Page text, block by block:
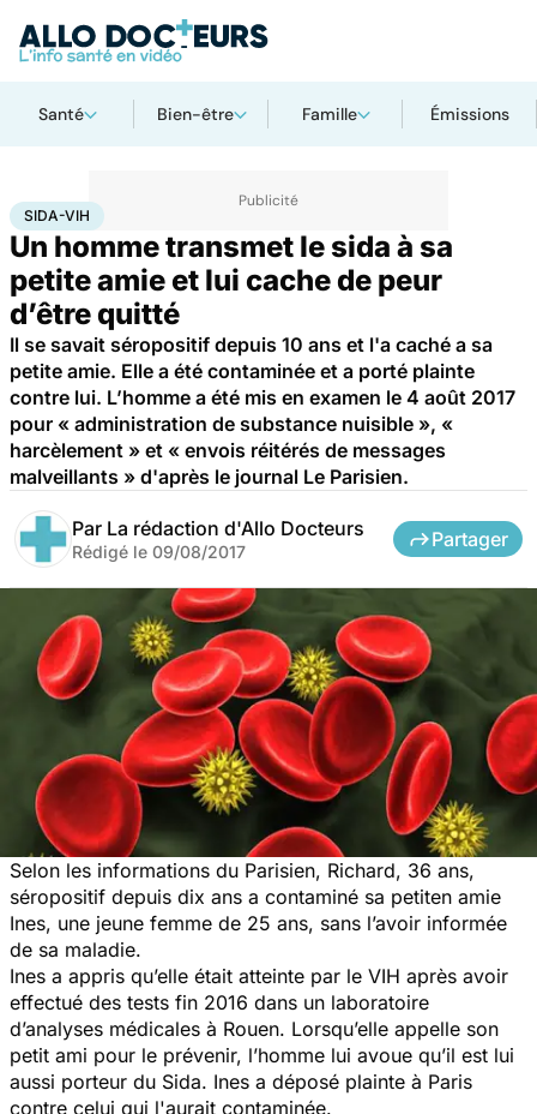
Santé Bien-être Famille Émissions
AccueilSanté Sida-VIH
SIDA-VIH
Un homme transmet le sida à sa
petite amie et lui cache de peur
d’être quitté
Il se savait séropositif depuis 10 ans et l'a caché a sa
petite amie. Elle a été contaminée et a porté plainte
contre lui. L’homme a été mis en examen le 4 août 2017
pour « administration de substance nuisible », «
harcèlement » et « envois réitérés de messages
malveillants » d'après le journal Le Parisien.
Par La rédaction d'Allo Docteurs
Rédigé le 09/08/2017
Partager
Selon les informations du Parisien, Richard, 36 ans,
séropositif depuis dix ans a contaminé sa petiten amie
Ines, une jeune femme de 25 ans, sans l’avoir informée
de sa maladie.
Ines a appris qu’elle était atteinte par le VIH après avoir
effectué des tests fin 2016 dans un laboratoire
d’analyses médicales à Rouen. Lorsqu’elle appelle son
petit ami pour le prévenir, l’homme lui avoue qu’il est lui
aussi porteur du Sida. Ines a déposé plainte à Paris
contre celui qui l'aurait contaminée.